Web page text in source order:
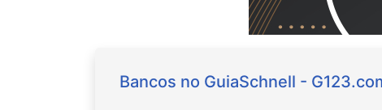
Bancos no GuiaSchnell -